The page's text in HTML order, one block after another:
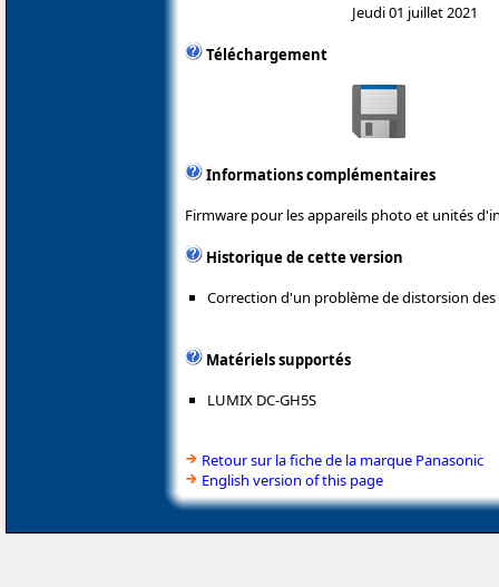
Jeudi 01 juillet 2021
Téléchargement
Informations complémentaires
Firmware pour les appareils photo et unités
Historique de cette version
Correction d'un problème de distorsion des
Matériels supportés
LUMIX DC-GH5S
Retour sur la fiche de la marque Panasonic
English version of this page